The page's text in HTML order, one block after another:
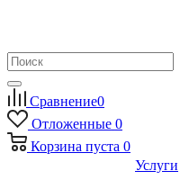
Сравнение0
Отложенные 0
Корзина пуста 0
Услуги